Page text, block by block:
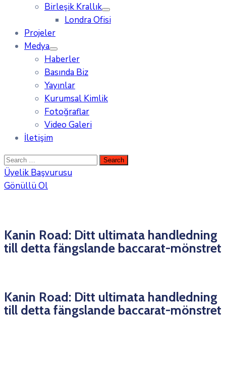
Birleşik Krallık
Londra Ofisi
Projeler
Medya
Haberler
Basında Biz
Yayınlar
Kurumsal Kimlik
Fotoğraflar
Video Galeri
İletişim
Üyelik Başvurusu
Gönüllü Ol
Kanin Road: Ditt ultimata handledning
till detta fängslande baccarat-mönstret
Kanin Road: Ditt ultimata handledning
till detta fängslande baccarat-mönstret